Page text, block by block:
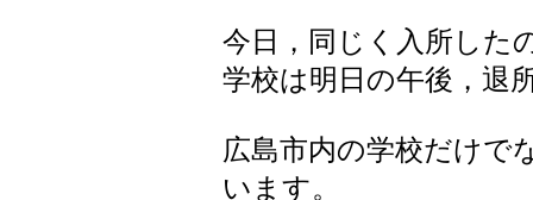
今日，同じく入所した
学校は明日の午後，退
広島市内の学校だけで
います。